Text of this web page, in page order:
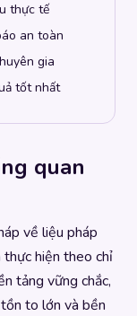
thực tế
an toàn
gia
tốt nhất
quan
về liệu pháp
hiện theo chỉ
tảng vững chắc,
to lớn và bền